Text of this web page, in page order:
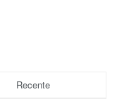
Recente